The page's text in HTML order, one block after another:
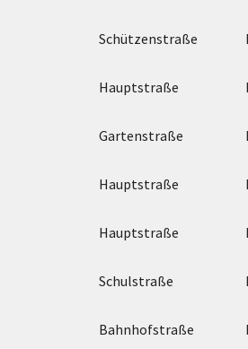
Schützenstraße
Hauptstraße
Gartenstraße
Hauptstraße
Hauptstraße
Schulstraße
Bahnhofstraße